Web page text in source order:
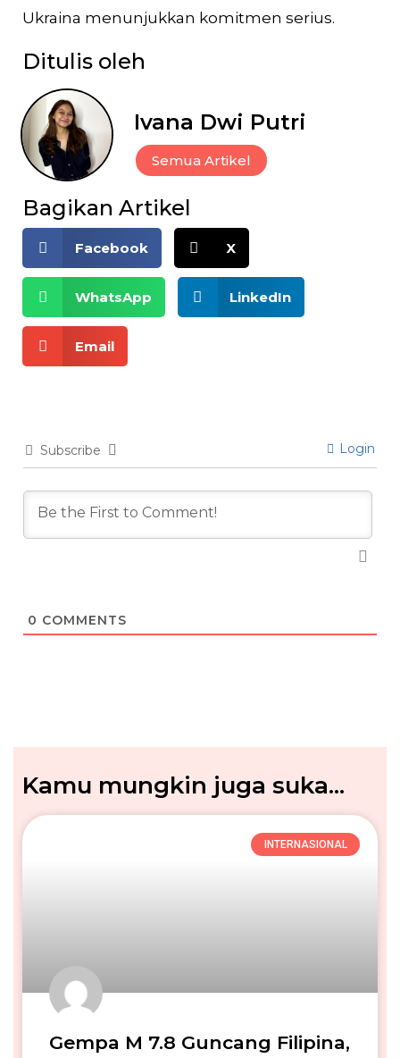
Ukraina menunjukkan komitmen serius.
Ditulis oleh
Ivana Dwi Putri
Semua Artikel
Bagikan Artikel
Facebook X
WhatsApp LinkedIn
Email
Subscribe Login
0 COMMENTS
Kamu mungkin juga suka...
INTERNASIONAL
Gempa M 7.8 Guncang Filipina,